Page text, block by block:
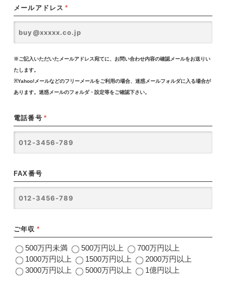
メールアドレス *
※ご記入いただいたメールアドレス宛てに、お問い合わせ内容の確認メールをお送りい
たします。
※Yahoo!メールなどのフリーメールをご利用の場合、迷惑メールフォルダに入る場合が
あります。迷惑メールのフォルダ・設定等をご確認下さい。
電話番号 *
FAX番号
ご年収 *
500万円未満 500万円以上
700万円以上
1000万円以上
1500万円以上
2000万円以上
3000万円以上
5000万円以上 1億円以上